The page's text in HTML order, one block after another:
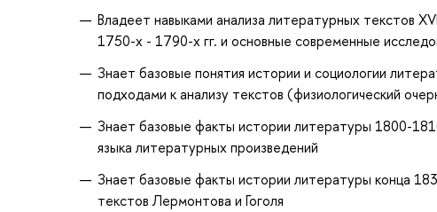
Владеет навыками анализа литературных текстов
1750-х - 1790-х гг. и основные современные
Знает базовые понятия истории и социологии
подходами к анализу текстов (физиологический
Знает базовые факты истории литературы 1800-
языка литературных произведений
Знает базовые факты истории литературы конца
текстов Лермонтова и Гоголя